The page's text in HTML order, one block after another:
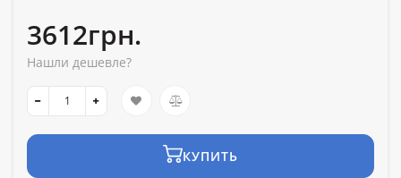
3612грн.
Нашли дешевле?
КУПИТЬ